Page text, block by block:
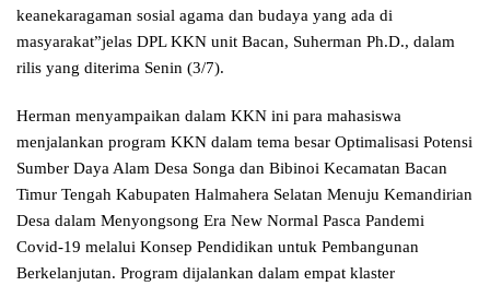
keanekaragaman sosial agama dan budaya yang ada di
masyarakat”jelas DPL KKN unit Bacan, Suherman Ph.D., dalam
rilis yang diterima Senin (3/7).
Herman menyampaikan dalam KKN ini para mahasiswa
menjalankan program KKN dalam tema besar Optimalisasi Potensi
Sumber Daya Alam Desa Songa dan Bibinoi Kecamatan Bacan
Timur Tengah Kabupaten Halmahera Selatan Menuju Kemandirian
Desa dalam Menyongsong Era New Normal Pasca Pandemi
Covid-19 melalui Konsep Pendidikan untuk Pembangunan
Berkelanjutan. Program dijalankan dalam empat klaster